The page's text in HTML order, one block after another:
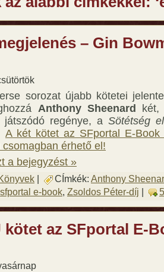
– Gin
sorozat újabb kötetei
Anthony Sheenard
játszódó regénye, a Sötétség
A két kötet az SFportal E-Book
érhető el!
a bejegyzést »
| CÍmkék: Anthony
sfportal e-book, Zsoldos Péter-díj |
kötet az SFportal E-